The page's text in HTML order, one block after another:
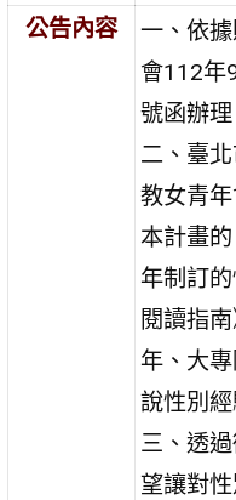
公告內容
一、依
會112年
號函辦理
二、臺
教女青
本計畫
年制訂
閱讀指
年、大
說性別
三、透
望讓對